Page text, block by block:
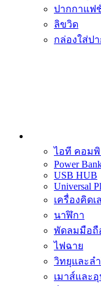
ปากกาแฟ
ลิขวิด
กล่องใส่ป
ไอที คอมพิ
Power
USB HUB
Universal
เครื่องคิดเ
นาฬิกา
พัดลมมือถื
ไฟฉาย
วิทยุและล
เมาส์และ